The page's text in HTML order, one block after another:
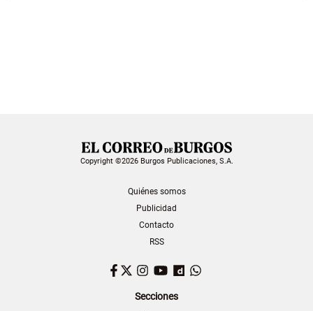
Copyright ©2026 Burgos Publicaciones, S.A.
Quiénes somos
Publicidad
Contacto
RSS
Facebook
TwitterInstagram
YouTubeDailymotion
Secciones